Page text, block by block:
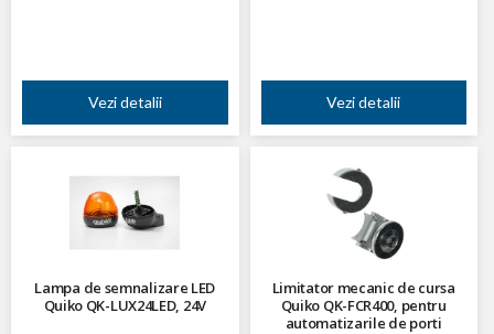
Vezi detalii Vezi detalii
Lampa de semnalizare LED
Quiko QK-LUX24LED, 24V
Limitator mecanic de cursa
Quiko QK-FCR400, pentru
automatizarile de porti